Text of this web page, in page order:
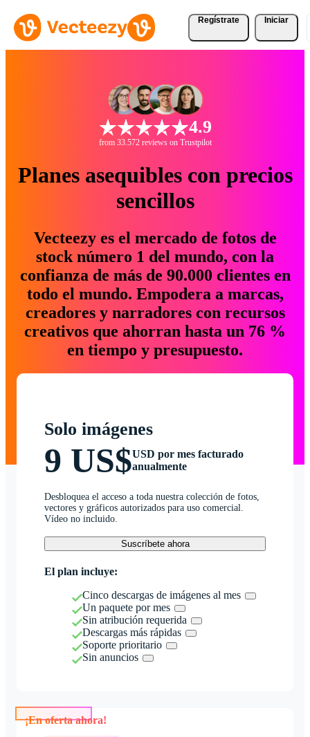
Regístrate Iniciar
4.9
from 33.572 reviews on Trustpilot
Planes asequibles con precios
sencillos
Vecteezy es el mercado de fotos de
stock número 1 del mundo, con la
confianza de más de 90.000 clientes en
todo el mundo. Empodera a marcas,
creadores y narradores con recursos
creativos que ahorran hasta un 76 %
en tiempo y presupuesto.
Solo imágenes
9 US$USD por mes facturado
anualmente
Desbloquea el acceso a toda nuestra colección de fotos,
vectores y gráficos autorizados para uso comercial.
Vídeo no incluido.
Suscríbete ahora
El plan incluye:
Cinco descargas de imágenes al mes
Un paquete por mes
Sin atribución requerida
Descargas más rápidas
Soporte prioritario
Sin anuncios